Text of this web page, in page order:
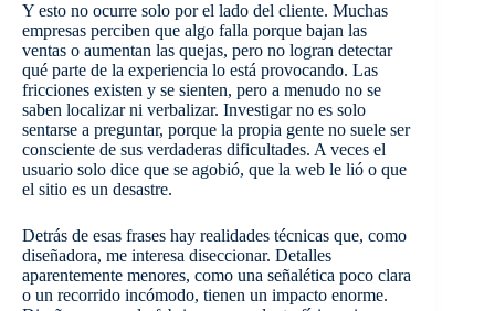
Y esto no ocurre solo por el lado del cliente. Muchas
empresas perciben que algo falla porque bajan las
ventas o aumentan las quejas, pero no logran detectar
qué parte de la experiencia lo está provocando. Las
fricciones existen y se sienten, pero a menudo no se
saben localizar ni verbalizar. Investigar no es solo
sentarse a preguntar, porque la propia gente no suele ser
consciente de sus verdaderas dificultades. A veces el
usuario solo dice que se agobió, que la web le lió o que
el sitio es un desastre.
Detrás de esas frases hay realidades técnicas que, como
diseñadora, me interesa diseccionar. Detalles
aparentemente menores, como una señalética poco clara
o un recorrido incómodo, tienen un impacto enorme.